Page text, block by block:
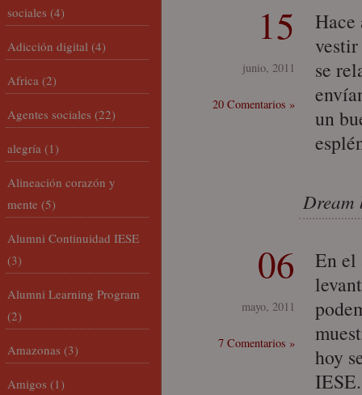
15
junio, 2011
20 Comentarios »
Hace
vestir
se
un
Dream
06
mayo, 2011
7 Comentarios »
En el
hoy
sociales (4)
Adicción digital (4)
Africa (2)
Agentes sociales (22)
alegría (1)
Alineación corazón y
mente (5)
Alumni Continuidad IESE
(3)
Alumni Learning Program
(2)
Amazonas (3)
Amigos (1)